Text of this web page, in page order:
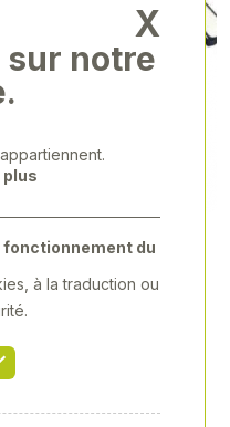
X
sur notre
plus
du
à la traduction ou